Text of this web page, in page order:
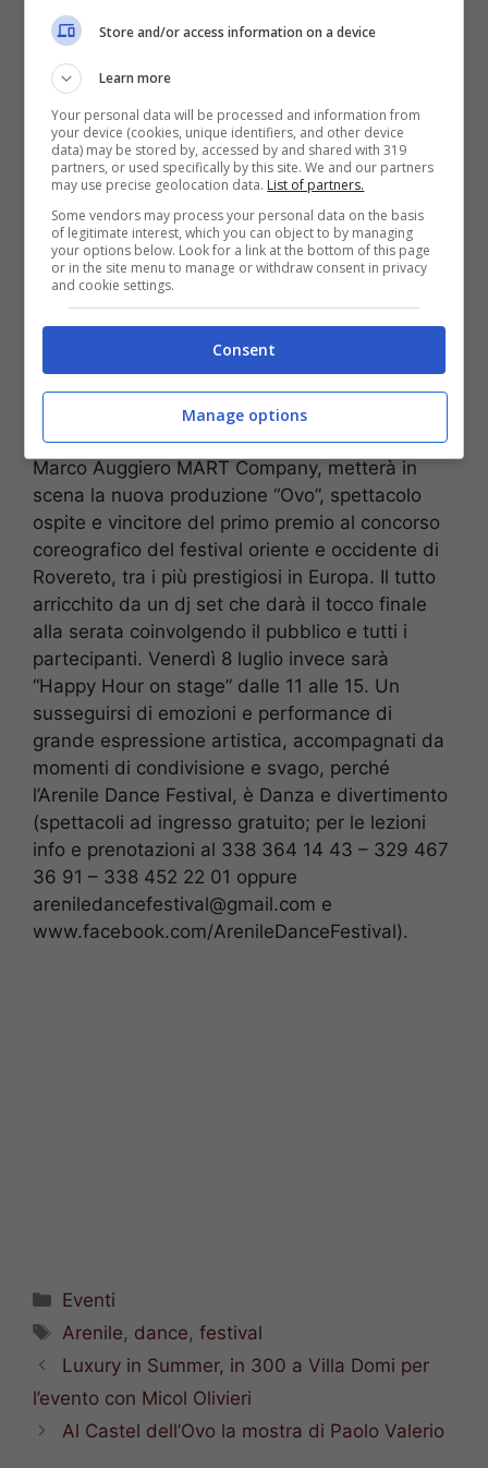
danza classica, si terranno delle master class,
affidate al maestro Francesco Milana, solista
presso il Teatro dell’Opera di Roma. Per la
danza contemporanea, sarà lo stesso Marco
Auggiero a condurre con il suo stile personale
gli allievi in un’esperienza artistica e sensoriale
irripetibile. Infine, saranno presenti altri maestri
ospiti: Valeria Di Lorenzo e Stefania Calabrese
(classica), Giordana Carrese e Francesca
Parente (contemporaneo), Valeria Papale (lyrical
jazz), Simone Rinaldi (hip hop), Alessandra
Smorra (video dance), Fabiana Carrese
GLI SPETTACOLI. Martedì 5 luglio alle 19,
sfruttando le luci del tramonto, la compagnia
Marco Auggiero MART Company, metterà in
scena la nuova produzione “Ovo”, spettacolo
ospite e vincitore del primo premio al concorso
coreografico del festival oriente e occidente di
Rovereto, tra i più prestigiosi in Europa. Il tutto
arricchito da un dj set che darà il tocco finale
alla serata coinvolgendo il pubblico e tutti i
partecipanti. Venerdì 8 luglio invece sarà
“Happy Hour on stage” dalle 11 alle 15. Un
susseguirsi di emozioni e performance di
grande espressione artistica, accompagnati da
momenti di condivisione e svago, perché
l’Arenile Dance Festival, è Danza e divertimento
(spettacoli ad ingresso gratuito; per le lezioni
info e prenotazioni al 338 364 14 43 – 329 467
36 91 – 338 452 22 01 oppure
areniledancefestival@gmail.com e
www.facebook.com/ArenileDanceFestival).
Categorie
Eventi
Tag
Arenile, dance,festival
Luxury in Summer, in 300 a Villa Domi per
l’evento con Micol Olivieri
Al Castel dell’Ovo la mostra di Paolo Valerio
Store and/or access information on a device
Learn more
Your personal data will be processed and information from
your device (cookies, unique identifiers, and other device
data) may be stored by, accessed by and shared with 319
partners, or used specifically by this site. We and our partners
may use precise geolocation data. List of partners.
Some vendors may process your personal data on the basis
of legitimate interest, which you can object to by managing
your options below. Look for a link at the bottom of this page
or in the site menu to manage or withdraw consent in privacy
and cookie settings.
Consent
Manage options